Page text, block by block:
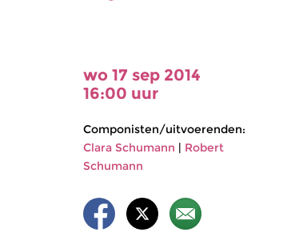
wo 17 sep 2014
16:00 uur
Componisten/uitvoerenden:
Clara Schumann | Robert
Schumann